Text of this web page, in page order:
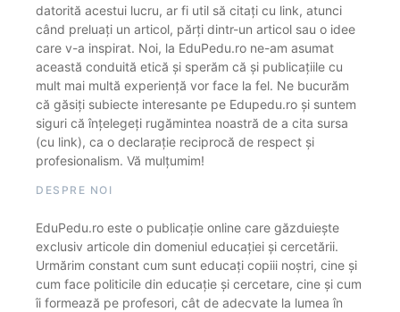
datorită acestui lucru, ar fi util să citați cu link, atunci
când preluați un articol, părți dintr-un articol sau o idee
care v-a inspirat. Noi, la EduPedu.ro ne-am asumat
această conduită etică și sperăm că și publicațiile cu
mult mai multă experiență vor face la fel. Ne bucurăm
că găsiți subiecte interesante pe Edupedu.ro și suntem
siguri că înțelegeți rugămintea noastră de a cita sursa
(cu link), ca o declarație reciprocă de respect și
profesionalism. Vă mulțumim!
DESPRE NOI
EduPedu.ro este o publicație online care găzduiește
exclusiv articole din domeniul educației și cercetării.
Urmărim constant cum sunt educați copiii noștri, cine și
cum face politicile din educație și cercetare, cine și cum
îi formează pe profesori, cât de adecvate la lumea în